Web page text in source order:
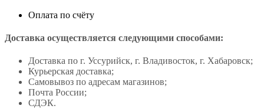
Оплата по счёту
Доставка осуществляется следующими способами:
Доставка по г. Уссурийск, г. Владивосток, г. Хабаровск;
Курьерская доставка;
Самовывоз по адресам магазинов;
Почта России;
СДЭК.